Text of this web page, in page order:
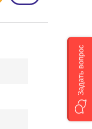
Задать вопрос